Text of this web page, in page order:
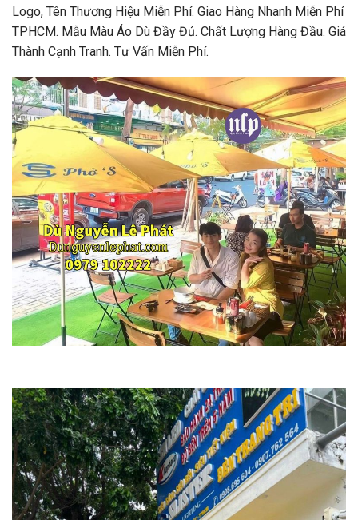
Logo, Tên Thương Hiệu Miễn Phí. Giao Hàng Nhanh Miễn Phí
TPHCM. Mẫu Màu Áo Dù Đầy Đủ. Chất Lượng Hàng Đầu. Giá
Thành Cạnh Tranh. Tư Vấn Miễn Phí.